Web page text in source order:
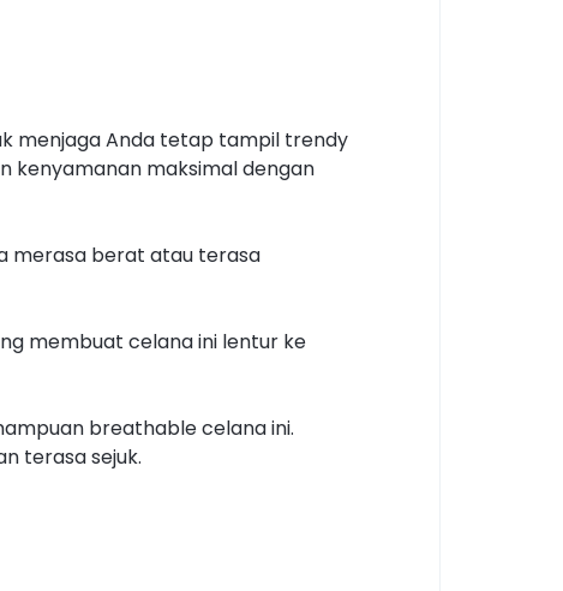
menjaga Anda tetap tampil trendy
kenyamanan maksimal dengan
merasa berat atau terasa
membuat celana ini lentur ke
breathable celana ini.
terasa sejuk.